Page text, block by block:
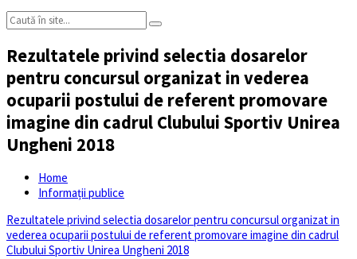
Rezultatele privind selectia dosarelor
pentru concursul organizat in vederea
ocuparii postului de referent promovare
imagine din cadrul Clubului Sportiv Unirea
Ungheni 2018
Home
Informații publice
Rezultatele privind selectia dosarelor pentru concursul organizat in
vederea ocuparii postului de referent promovare imagine din cadrul
Clubului Sportiv Unirea Ungheni 2018